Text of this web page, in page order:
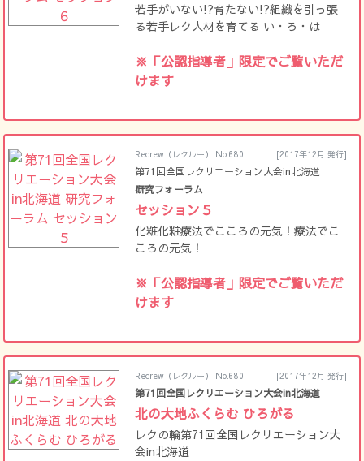
若手がいない!?育たない!?組織を引っ張
る若手レク人材を育てる い・ろ・は
※「公認指導者」限定でご覧いただ
けます
Recrew（レクルー） No.680 [2017年12月 発行]
第71回全国レクリエーション大会in北海道
研究フォーラム
セッション５
化粧化粧療法でこころの元気！療法でこ
ころの元気！
※「公認指導者」限定でご覧いただ
けます
Recrew（レクルー） No.680 [2017年12月 発行]
第71回全国レクリエーション大会in北海道
北の大地ふくらむ ひろがる
レクの輪第71回全国レクリエーション大
会in北海道